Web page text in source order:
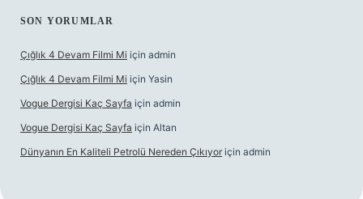
SON YORUMLAR
Çığlık 4 Devam Filmi Mi için admin
Çığlık 4 Devam Filmi Mi için Yasin
Vogue Dergisi Kaç Sayfa için admin
Vogue Dergisi Kaç Sayfa için Altan
Dünyanın En Kaliteli Petrolü Nereden Çıkıyor için admin